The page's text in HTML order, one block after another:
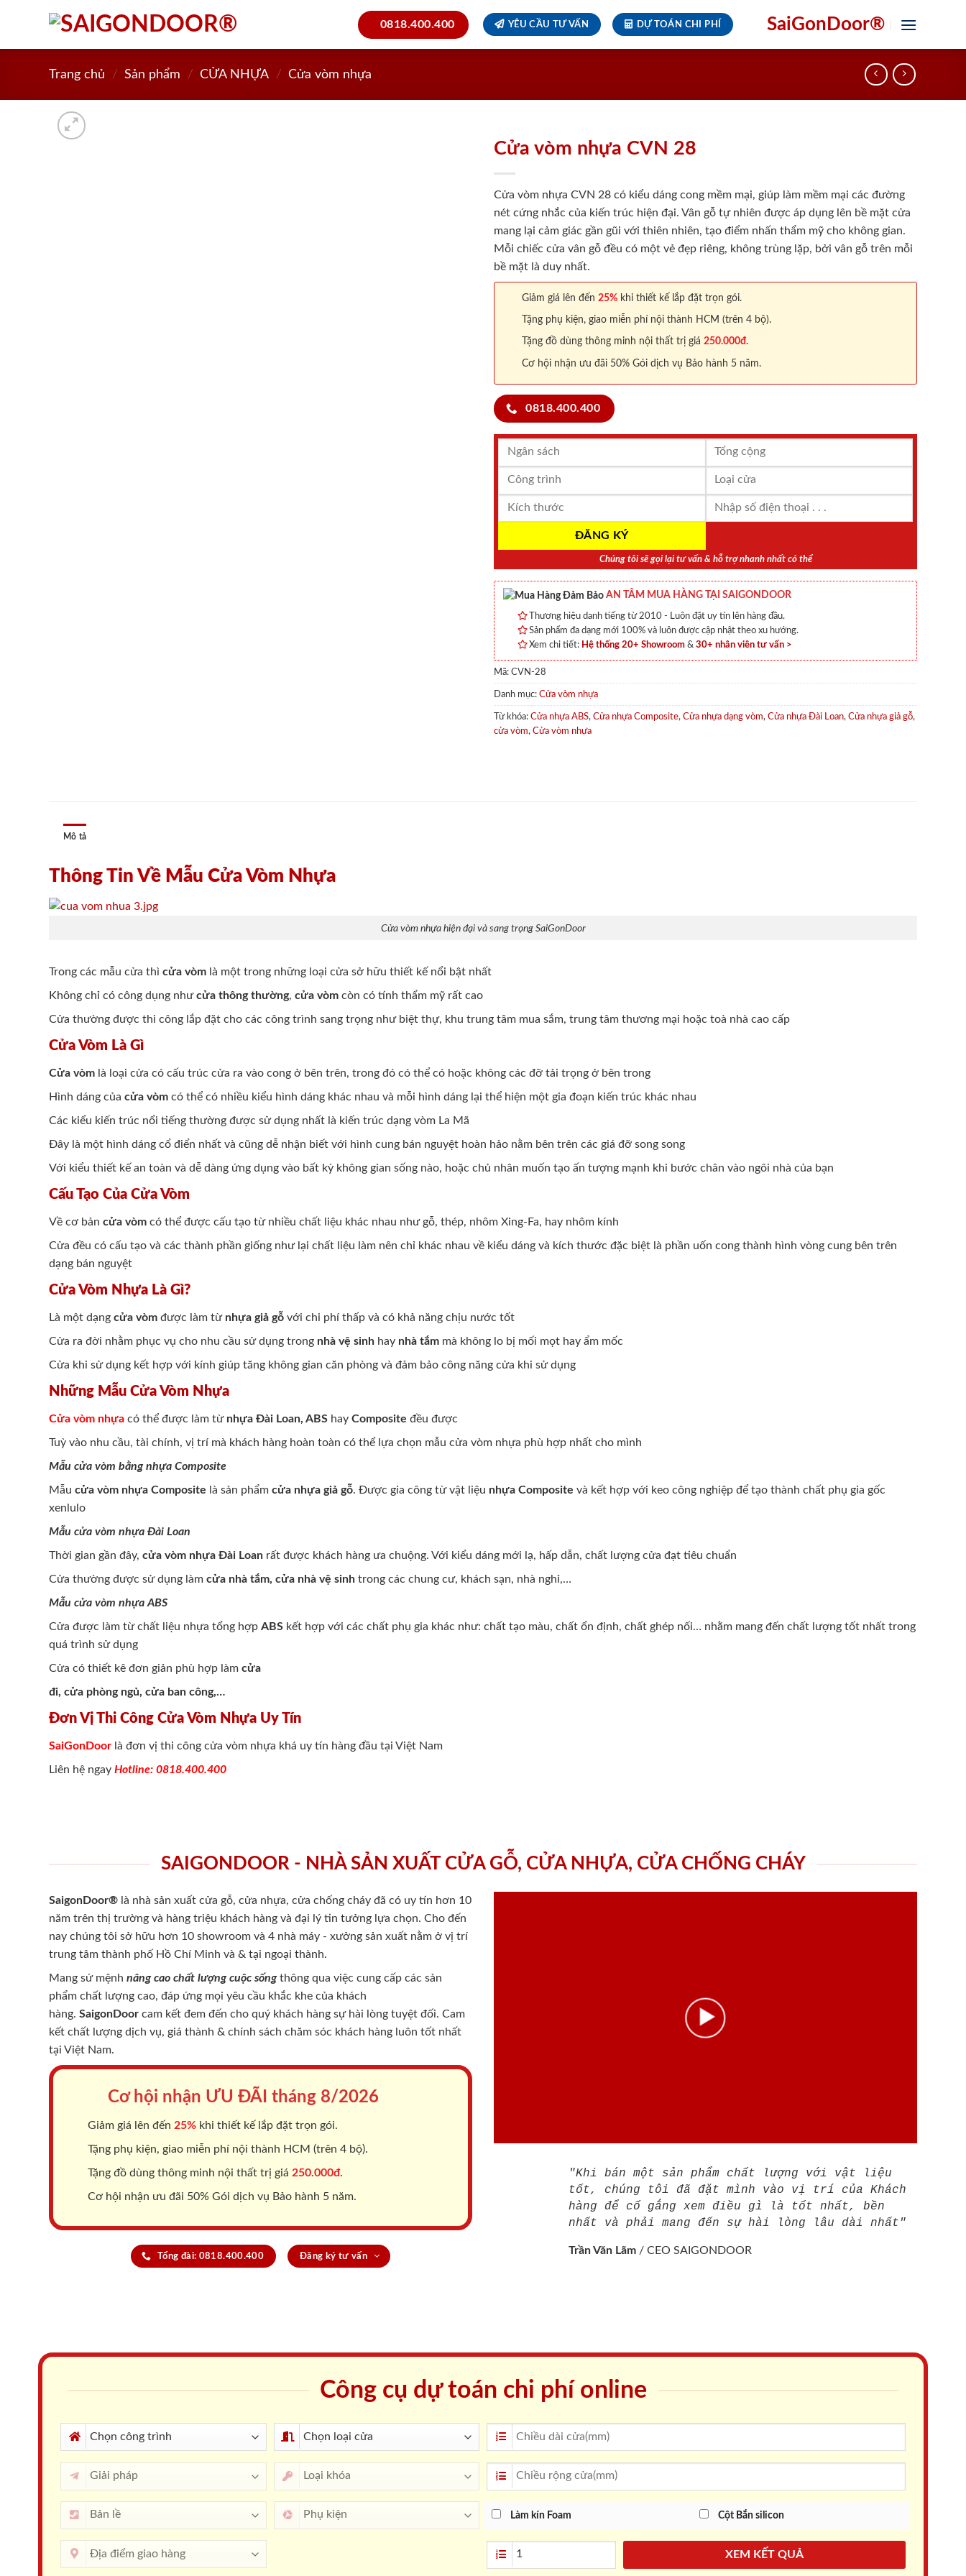
0818.400.400 YÊU CẦU TƯ VẤN DỰ TOÁN CHI PHÍ SaiGonDoor®
Trang chủ / Sản phẩm / CỬA NHỰA / Cửa vòm nhựa
Cửa vòm nhựa CVN 28
Cửa vòm nhựa CVN 28 có kiểu dáng cong mềm mại, giúp làm mềm mại các đường
nét cứng nhắc của kiến trúc hiện đại. Vân gỗ tự nhiên được áp dụng lên bề mặt cửa
mang lại cảm giác gần gũi với thiên nhiên, tạo điểm nhấn thẩm mỹ cho không gian.
Mỗi chiếc cửa vân gỗ đều có một vẻ đẹp riêng, không trùng lặp, bởi vân gỗ trên mỗi
bề mặt là duy nhất.
Giảm giá lên đến 25% khi thiết kế lắp đặt trọn gói.
Tặng phụ kiện, giao miễn phí nội thành HCM (trên 4 bộ).
Tặng đồ dùng thông minh nội thất trị giá 250.000đ.
Cơ hội nhận ưu đãi 50% Gói dịch vụ Bảo hành 5 năm.
0818.400.400
Chúng tôi sẽ gọi lại tư vấn & hỗ trợ nhanh nhất có thể
AN TÂM MUA HÀNG TẠI SAIGONDOOR
Thương hiệu danh tiếng từ 2010 - Luôn đặt uy tín lên hàng đầu.
Sản phẩm đa dạng mới 100% và luôn được cập nhật theo xu hướng.
Xem chi tiết: Hệ thống 20+ Showroom & 30+ nhân viên tư vấn >
Mã: CVN-28
Danh mục: Cửa vòm nhựa
Từ khóa: Cửa nhựa ABS, Cửa nhựa Composite, Cửa nhựa dạng vòm, Cửa nhựa Đài Loan, Cửa nhựa giả gỗ,
cửa vòm, Cửa vòm nhựa
Mô tả
Thông Tin Về Mẫu Cửa Vòm Nhựa
Cửa vòm nhựa hiện đại và sang trọng SaiGonDoor
Trong các mẫu cửa thì cửa vòm là một trong những loại cửa sở hữu thiết kế nổi bật nhất
Không chỉ có công dụng nhưcửa thông thường, cửa vòm còn có tính thẩm mỹ rất cao
Cửa thường được thi công lắp đặt cho các công trình sang trọng như biệt thự, khu trung tâm mua sắm, trung tâm thương mại hoặc toà nhà cao cấp
Cửa Vòm Là Gì
Cửa vòm là loại cửa có cấu trúc cửa ra vào cong ở bên trên, trong đó có thể có hoặc không các đỡ tải trọng ở bên trong
Hình dáng của cửa vòm có thể có nhiều kiểu hình dáng khác nhau và mỗi hình dáng lại thể hiện một gia đoạn kiến trúc khác nhau
Các kiểu kiến trúc nổi tiếng thường được sử dụng nhất là kiến trúc dạng vòm La Mã
Đây là một hình dáng cổ điển nhất và cũng dễ nhận biết với hình cung bán nguyệt hoàn hảo nằm bên trên các giá đỡ song song
Với kiểu thiết kế an toàn và dễ dàng ứng dụng vào bất kỳ không gian sống nào, hoặc chủ nhân muốn tạo ấn tượng mạnh khi bước chân vào ngôi nhà của bạn
Cấu Tạo Của Cửa Vòm
Về cơ bản cửa vòm có thể được cấu tạo từ nhiều chất liệu khác nhau như gỗ, thép, nhôm Xing-Fa, hay nhôm kính
Cửa đều có cấu tạo và các thành phần giống như lại chất liệu làm nên chỉ khác nhau về kiểu dáng và kích thước đặc biệt là phần uốn cong thành hình vòng cung bên trên
dạng bán nguyệt
Cửa Vòm Nhựa Là Gì?
Là một dạng cửa vòm được làm từ nhựa giả gỗ với chi phí thấp và có khả năng chịu nước tốt
Cửa ra đời nhằm phục vụ cho nhu cầu sử dụng trong nhà vệ sinh hay nhà tắm mà không lo bị mối mọt hay ẩm mốc
Cửa khi sử dụng kết hợp với kính giúp tăng không gian căn phòng và đảm bảo công năng cửa khi sử dụng
Những Mẫu Cửa Vòm Nhựa
Cửa vòm nhựa có thể được làm từ nhựa Đài Loan, ABS hay Composite đều được
Tuỳ vào nhu cầu, tài chính, vị trí mà khách hàng hoàn toàn có thể lựa chọn mẫu cửa vòm nhựa phù hợp nhất cho mình
Mẫu cửa vòm bằng nhựa Composite
Mẫu cửa vòm nhựa Composite là sản phẩm cửa nhựa giả gỗ. Được gia công từ vật liệu nhựa Composite và kết hợp với keo công nghiệp để tạo thành chất phụ gia gốc
xenlulo
Mẫu cửa vòm nhựa Đài Loan
Thời gian gần đây, cửa vòm nhựa Đài Loan rất được khách hàng ưa chuộng. Với kiểu dáng mới lạ, hấp dẫn, chất lượng cửa đạt tiêu chuẩn
Cửa thường được sử dụng làm cửa nhà tắm, cửa nhà vệ sinh trong các chung cư, khách sạn, nhà nghỉ,…
Mẫu cửa vòm nhựa ABS
Cửa được làm từ chất liệu nhựa tổng hợp ABS kết hợp với các chất phụ gia khác như: chất tạo màu, chất ổn định, chất ghép nối… nhằm mang đến chất lượng tốt nhất trong
quá trình sử dụng
Cửa có thiết kê đơn giản phù hợp làm cửa
đi, cửa phòng ngủ, cửa ban công,…
Đơn Vị Thi Công Cửa Vòm Nhựa Uy Tín
SaiGonDoor là đơn vị thi công cửa vòm nhựa khá uy tín hàng đầu tại Việt Nam
Liên hệ ngay Hotline: 0818.400.400
SAIGONDOOR - NHÀ SẢN XUẤT CỬA GỖ, CỬA NHỰA, CỬA CHỐNG CHÁY
SaigonDoor® là nhà sản xuất cửa gỗ, cửa nhựa, cửa chống cháy đã có uy tín hơn 10
năm trên thị trường và hàng triệu khách hàng và đại lý tin tưởng lựa chọn. Cho đến
nay chúng tôi sở hữu hơn 10 showroom và 4 nhà máy - xưởng sản xuất nằm ở vị trí
trung tâm thành phố Hồ Chí Minh và & tại ngoại thành.
Mang sứ mệnh nâng cao chất lượng cuộc sốngthông qua việc cung cấp các sản
phẩm chất lượng cao, đáp ứng mọi yêu cầu khắc khe của khách
hàng. SaigonDoor cam kết đem đến cho quý khách hàng sự hài lòng tuyệt đối. Cam
kết chất lượng dịch vụ, giá thành & chính sách chăm sóc khách hàng luôn tốt nhất
tại Việt Nam.
Cơ hội nhận ƯU ĐÃI tháng 8/2026
Giảm giá lên đến 25% khi thiết kế lắp đặt trọn gói.
Tặng phụ kiện, giao miễn phí nội thành HCM (trên 4 bộ).
Tặng đồ dùng thông minh nội thất trị giá 250.000đ.
Cơ hội nhận ưu đãi 50% Gói dịch vụ Bảo hành 5 năm.
Tổng đài: 0818.400.400 Đăng ký tư vấn
"Khi bán một sản phẩm chất lượng với vật liệu
tốt, chúng tôi đã đặt mình vào vị trí của Khách
hàng để cố gắng xem điều gì là tốt nhất, bền
nhất và phải mang đến sự hài lòng lâu dài nhất"
Trần Văn Lãm / CEO SAIGONDOOR
Công cụ dự toán chi phí online
Làm kín Foam Cột Bắn silicon
XEM KẾT QUẢ